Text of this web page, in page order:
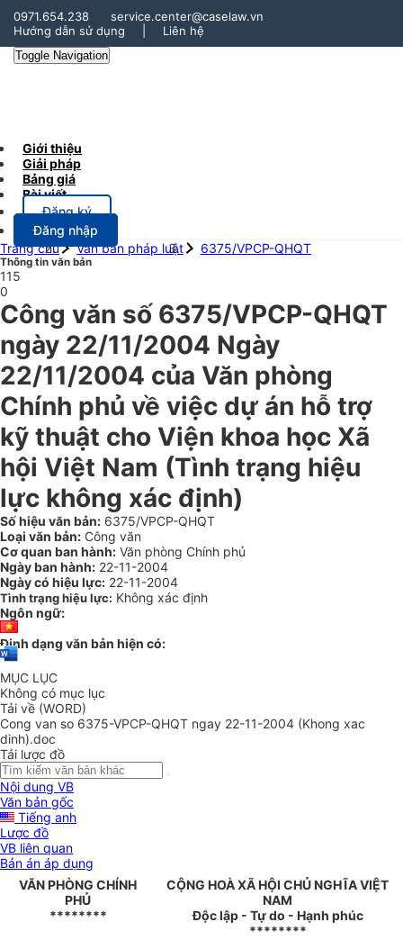
0971.654.238
service.center@caselaw.vn
Hướng dẫn sử dụng
Liên hệ
Toggle Navigation
Giới thiệu
Giải pháp
Bảng giá
Bài viết
Đăng ký
Đăng nhập
Trang chủ
Văn bản pháp luật 6375/VPCP-QHQT
Thông tin văn bản
115
0
Công văn số 6375/VPCP-QHQT
ngày 22/11/2004 Ngày
22/11/2004 của Văn phòng
Chính phủ về việc dự án hỗ trợ
kỹ thuật cho Viện khoa học Xã
hội Việt Nam (Tình trạng hiệu
lực không xác định)
Số hiệu văn bản: 6375/VPCP-QHQT
Loại văn bản: Công văn
Cơ quan ban hành: Văn phòng Chính phủ
Ngày ban hành: 22-11-2004
Ngày có hiệu lực: 22-11-2004
Tình trạng hiệu lực: Không xác định
Ngôn ngữ:
Định dạng văn bản hiện có:
MỤC LỤC
Không có mục lục
Tải về (WORD)
Cong van so 6375-VPCP-QHQT ngay 22-11-2004 (Khong xac
dinh).doc
Tải lược đồ
Nội dung VB
Văn bản gốc
Tiếng anh
Lược đồ
VB liên quan
Bản án áp dụng
VĂN PHÒNG CHÍNH
PHỦ
********
CỘNG HOÀ XÃ HỘI CHỦ NGHĨA VIỆT
NAM
Độc lập - Tự do - Hạnh phúc
********